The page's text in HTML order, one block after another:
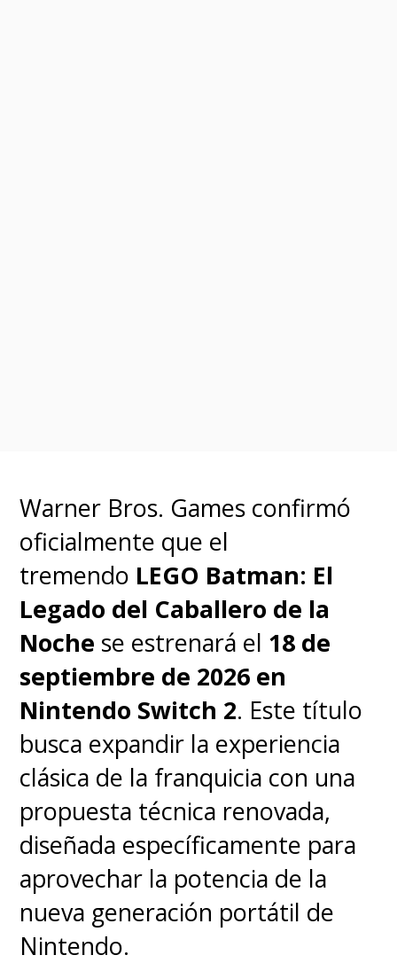
capturar al Fantasma y
limpiar su nombre?
Hoy pueden revivir esta
grandiosa película en el
streaming HBO Max, junto con
La Serie Animada y todas las
series derivadas.
Warner Bros. Games confirmó
oficialmente que el
tremendo LEGO Batman: El
Legado del Caballero de la
Noche se estrenará el 18 de
septiembre de 2026 en
Nintendo Switch 2. Este título
busca expandir la experiencia
clásica de la franquicia con una
propuesta técnica renovada,
diseñada específicamente para
aprovechar la potencia de la
nueva generación portátil de
Nintendo.